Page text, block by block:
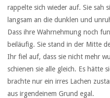
rappelte sich wieder auf. Sie sah
langsam an die dunklen und
Dass ihre Wahrnehmung noch
beiläufig. Sie stand in der Mitte
Ihr fiel auf, dass sie nicht mehr
schienen sie alle gleich. Es hätte
brachte nur ein irres Lachen
aus irgendeinem Grund egal.